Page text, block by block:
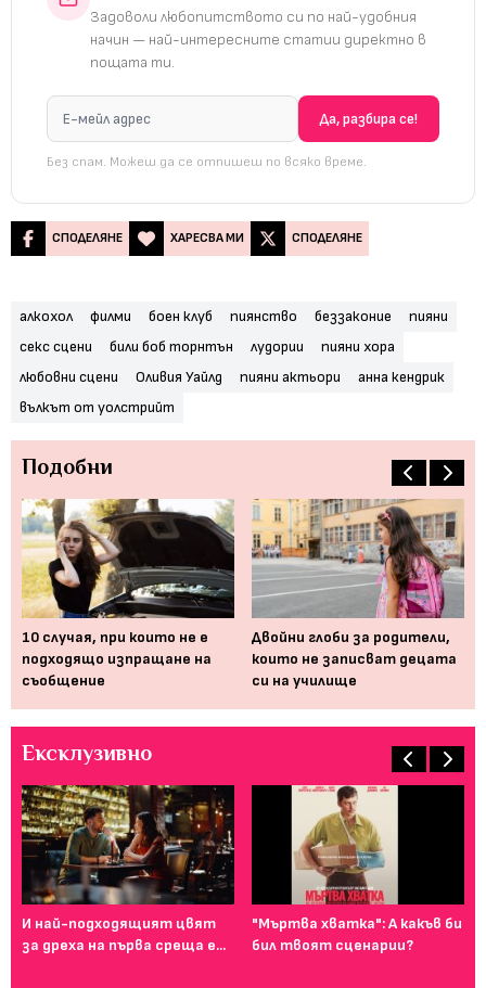
Задоволи любопитството си по най-удобния
начин — най-интересните статии директно в
пощата ти.
Без спам. Можеш да се отпишеш по всяко време.
СПОДЕЛЯНЕ ХАРЕСВА МИ СПОДЕЛЯНЕ
алкохол филми боен клуб пиянство беззаконие
пияни
секс сцени
били боб торнтън лудории
пияни хора
любовни сцени
Оливия Уайлд пияни актьори
анна кендрик
вълкът от уолстрийт
Подобни
10 случая, при които не е
подходящо изпращане на
съобщение
Двойни глоби за родители,
които не записват децата
си на училище
Ексклузивно
И най-подходящият цвят
за дреха на първа среща е...
"Мъртва хватка": А какъв би
бил твоят сценарии?